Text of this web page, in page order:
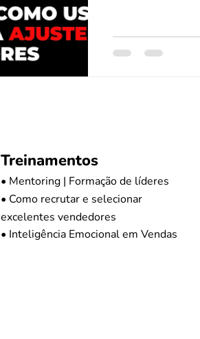
Treinamentos
• Mentoring | Formação de líderes
• Como recrutar e selecionar
excelentes vendedores
• Inteligência Emocional em Vendas